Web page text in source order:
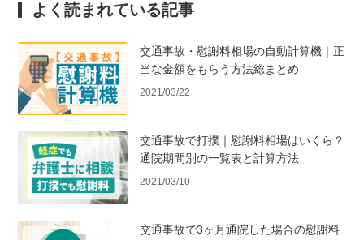
よく読まれている記事
交通事故・慰謝料相場の自動計算機｜正
当な金額をもらう方法総まとめ
2021/03/22
交通事故で打撲｜慰謝料相場はいくら？
通院期間別の一覧表と計算方法
2021/03/10
交通事故で3ヶ月通院した場合の慰謝料